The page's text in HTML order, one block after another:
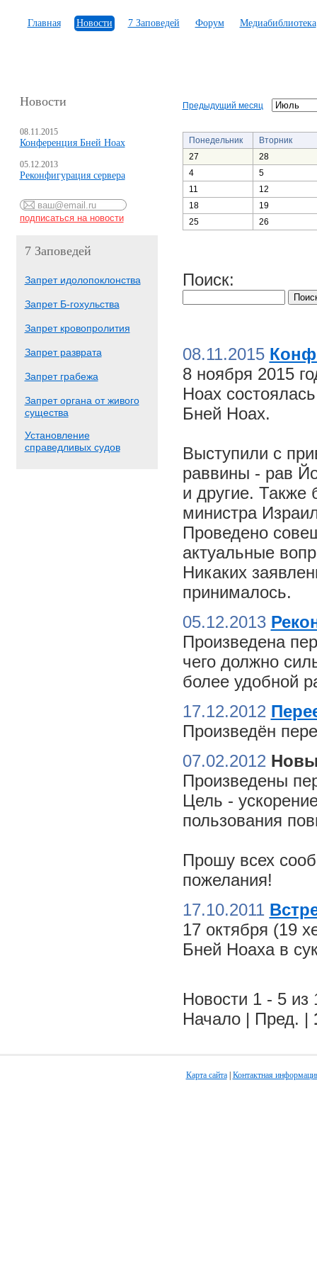
Главная Новости 7 Заповедей Форум Медиабиблиотека
Новости
08.11.2015
Конференция Бней Ноах
05.12.2013
Реконфигурация сервера
7 Заповедей
Запрет идолопоклонства
Запрет Б-гохульства
Запрет кровопролития
Запрет разврата
Запрет грабежа
Запрет органа от живого
существа
Установление
справедливых судов
Предыдущий месяц
Понедельник
Вторник
27
28
4
5
11
12
18
19
25
26
Поиск:
08.11.2015
8 ноября 2015
Ноах
Бней Ноах.
Выступили с
раввины - рав
и другие. Также
министра
Проведено
актуальные
Никаких
принималось.
05.12.2013
Произведена
чего должно
более удобной
17.12.2012
Произведён
07.02.2012
Произведены
Цель -
пользования
Прошу всех
пожелания!
17.10.2011
17 октября (19
Бней Ноаха в
Новости 1 - 5 из
Начало | Пред. |
Карта сайта| Контактная